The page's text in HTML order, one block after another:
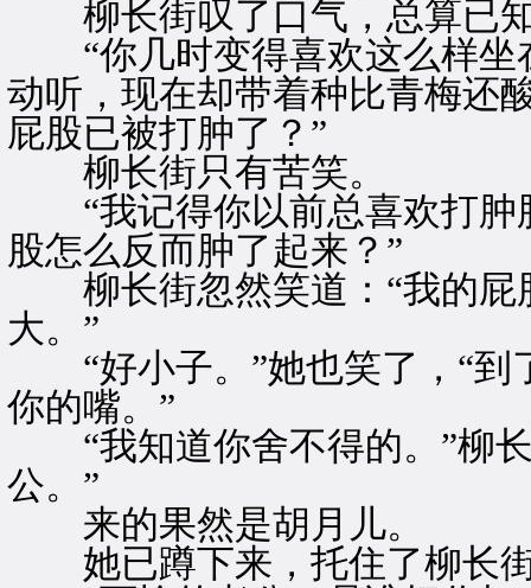
柳长街叹了口气，总算已知
“你几时变得喜欢这么样坐
动听，现在却带着种比青梅还
屁股已被打肿了？”
柳长街只有苦笑。
“我记得你以前总喜欢打肿
股怎么反而肿了起来？”
柳长街忽然笑道：“我的屁
大。”
“好小子。”她也笑了，“到
你的嘴。”
“我知道你舍不得的。”柳长
公。”
来的果然是胡月儿。
她已蹲下来，托住了柳长街